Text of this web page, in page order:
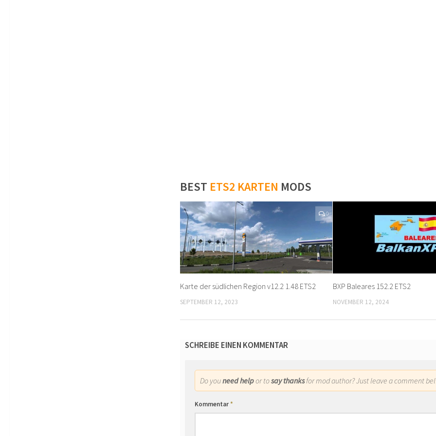
BEST ETS2 KARTEN MODS
0
Karte der südlichen Region v12.2 1.48 ETS2
SEPTEMBER 12, 2023
BXP Baleares 152.2 ETS2
NOVEMBER 12, 2024
SCHREIBE EINEN KOMMENTAR
Do youneed helpor tosay thanksfor mod author? Just leave a comment
Kommentar*